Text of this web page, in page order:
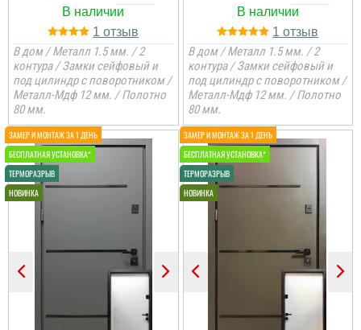
1
В дом / Металл 1.5 мм. / 2
контура / Замки сейфовый и
под цилиндр с поворотником /
Металл-Мдф 12 мм. / Полотно
80 мм.
1
В дом / Металл 1.5 мм. / 2
контура / Замки сейфовый и
под цилиндр с поворотником /
Металл-Мдф 12 мм. / Полотно
80 мм.